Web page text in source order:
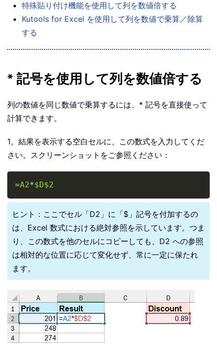
特殊貼り付け機能を使用して列を数値倍する
Kutools for Excel を使用して列を数値で乗算／除算
する
* 記号を使用して列を数値倍する
列の数値を同じ数値で乗算するには、* 記号を直接使って
計算できます。
1。結果を表示する空白セルに、この数式を入力してくだ
さい。スクリーンショットをご参照ください：
=A2*$D$2
ヒント：ここでセル「D2」に「$」記号を付加するの
は、Excel 数式における絶対参照を示しています。つま
り、この数式を他のセルにコピーしても、D2 への参照
は相対的な位置に応じて変化せず、常に一定に保たれ
ます。